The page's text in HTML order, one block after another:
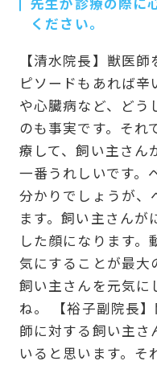
ください。
【清水院長】獣医
ピソードもあれば辛
や心臓病など、どう
のも事実です。それ
療して、飼い主さん
一番うれしいです。
分かりでしょうが、
ます。飼い主さんが
した顔になります
気にすることが最大
飼い主さんを元気に
ね。 【裕子副院長
師に対する飼い主さ
いると思います。そ